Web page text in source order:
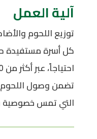
آلية العمل
توزيع اللحوم
كل أسرة مستفيدة
تضمن وصول اللحوم
التي تمس خصوصية